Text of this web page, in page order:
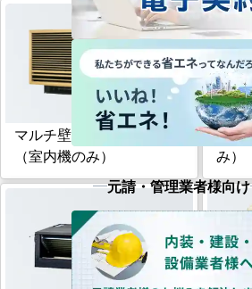
マルチ壁埋込形
（室内機のみ）
マル
み）
元請・管理業者様向け